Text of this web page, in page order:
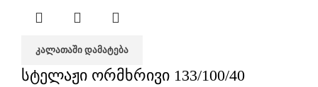
ᲙᲐᲚᲐᲗᲐᲨᲘ ᲓᲐᲛᲐᲢᲔᲑᲐ
სტელაჟი ორმხრივი 133/100/40